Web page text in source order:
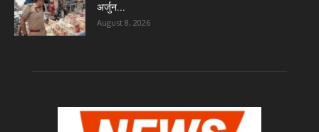
अर्जुन...
August 8, 2026